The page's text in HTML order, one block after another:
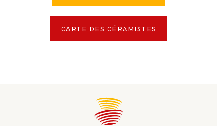
CARTE DES CÉRAMISTES